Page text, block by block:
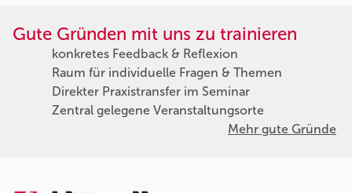
Gute Gründen mit uns zu trainieren
konkretes Feedback & Reflexion
Raum für individuelle Fragen & Themen
Direkter Praxistransfer im Seminar
Zentral gelegene Veranstaltungsorte
Mehr gute Gründe